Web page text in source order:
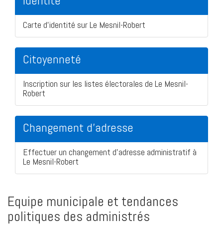
Carte d'identité sur Le Mesnil-Robert
Citoyenneté
Inscription sur les listes électorales de Le Mesnil-
Robert
Changement d'adresse
Effectuer un changement d'adresse administratif à
Le Mesnil-Robert
Equipe municipale et tendances
politiques des administrés